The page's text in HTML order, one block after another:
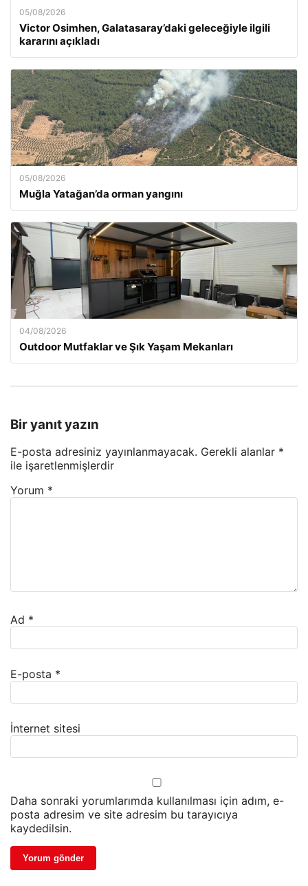
05/08/2026
Victor Osimhen, Galatasaray’daki geleceğiyle ilgili
kararını açıkladı
05/08/2026
Muğla Yatağan’da orman yangını
04/08/2026
Outdoor Mutfaklar ve Şık Yaşam Mekanları
Bir yanıt yazın
E-posta adresiniz yayınlanmayacak. Gerekli alanlar *
ile işaretlenmişlerdir
Yorum *
Ad *
E-posta *
İnternet sitesi
Daha sonraki yorumlarımda kullanılması için adım, e-
posta adresim ve site adresim bu tarayıcıya
kaydedilsin.